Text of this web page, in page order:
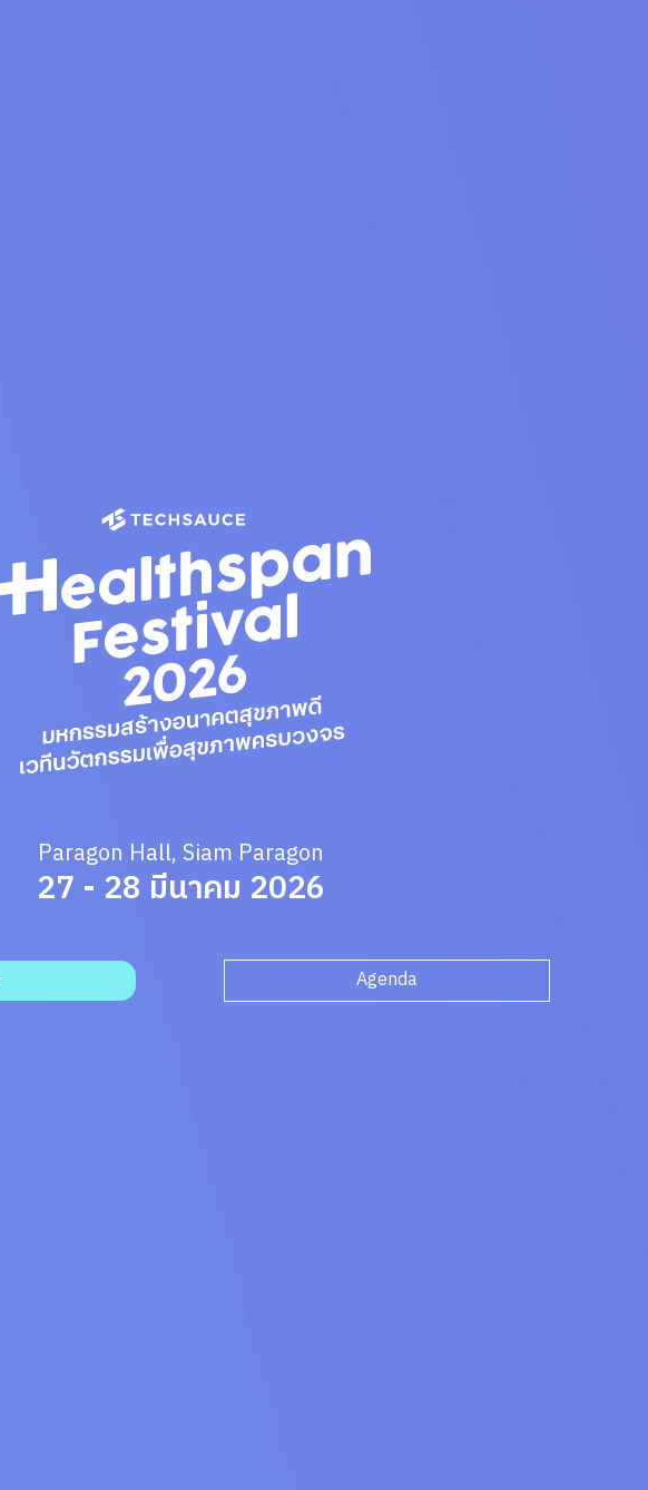
Paragon Hall, Siam Paragon
27 - 28 มีนาคม 2026
Agenda